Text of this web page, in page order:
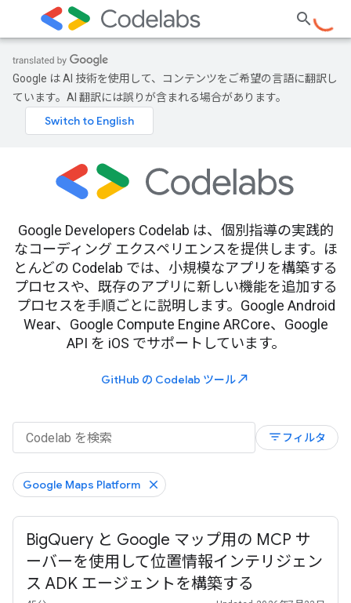
Google は AI 技術を使用して、コンテンツをご希望の言語に翻訳し
ています。AI 翻訳には誤りが含まれる場合があります。
Google Developers Codelab は、個別指導の実践的
なコーディング エクスペリエンスを提供します。ほ
とんどの Codelab では、小規模なアプリを構築する
プロセスや、既存のアプリに新しい機能を追加する
プロセスを手順ごとに説明します。Google Android
Wear、Google Compute Engine ARCore、Google
API を iOS でサポートしています。
GitHub の Codelab ツールnorth_east
filter_list フィルタ
Google Maps Platform
BigQuery と Google マップ用の MCP サ
ーバーを使用して位置情報インテリジェン
ス ADK エージェントを構築する